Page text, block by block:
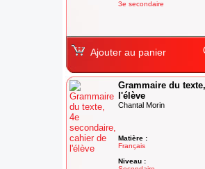
3e secondaire
Ajouter au panier
Grammaire du
l'élève
Chantal Morin
Matière :
Français
Niveau :